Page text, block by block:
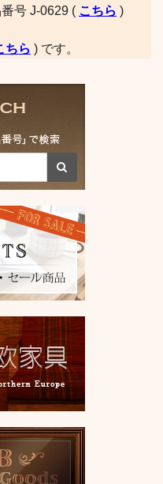
号 J-0629 ( こちら )
ちら ) です。